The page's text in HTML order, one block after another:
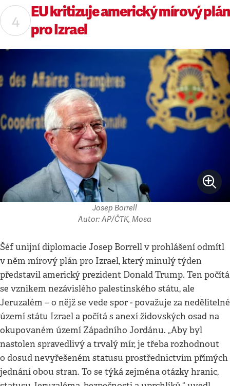
EU kritizuje americký mírový plán
pro Izrael
Josep Borrell
Autor: AP/ČTK, Mosa
Šéf unijní diplomacie Josep Borrell v prohlášení odmítl
v něm mírový plán pro Izrael, který minulý týden
představil americký prezident Donald Trump. Ten počítá
se vznikem nezávislého palestinského státu, ale
Jeruzalém – o nějž se vede spor - považuje za nedělitelné
území státu Izrael a počítá s anexí židovských osad na
okupovaném území Západního Jordánu. „Aby byl
nastolen spravedlivý a trvalý mír, je třeba rozhodnout
o dosud nevyřešeném statusu prostřednictvím přímých
jednání obou stran. To se týká zejména otázky hranic,